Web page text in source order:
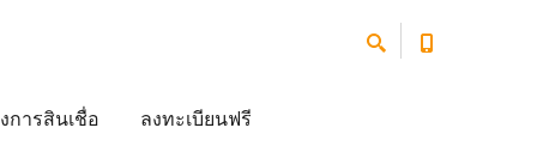
การสินเชื่อ ลงทะเบียนฟรี